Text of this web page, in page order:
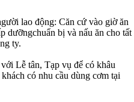
lao động: Căn cứ vào giờ ăn
dưỡngchuẩn bị và nấu ăn cho tất
ty.
Lễ tân, Tạp vụ để có khâu
có nhu cầu dùng cơm tại